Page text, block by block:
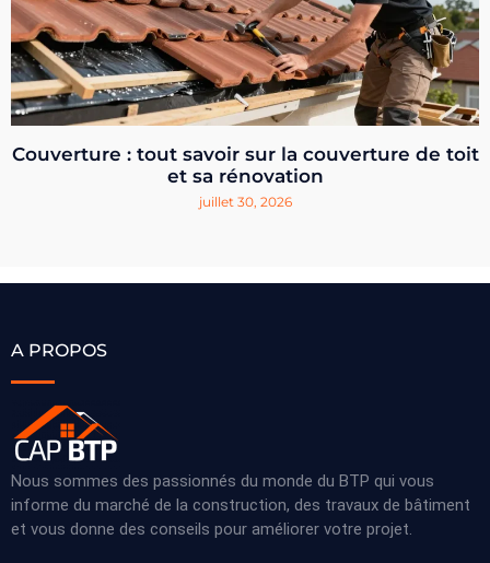
Couverture : tout savoir sur la couverture de toit
et sa rénovation
juillet 30, 2026
A PROPOS
Nous sommes des passionnés du monde du BTP qui vous
informe du marché de la construction, des travaux de bâtiment
et vous donne des conseils pour améliorer votre projet.